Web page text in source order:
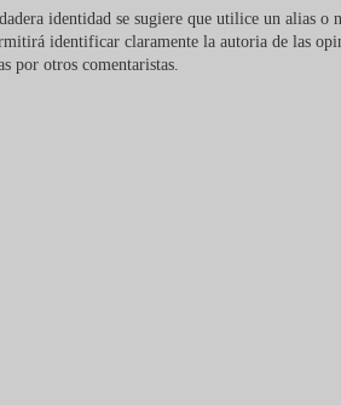
identidad se sugiere que utilice un alias o
identificar claramente la autoria de las
por otros comentaristas.